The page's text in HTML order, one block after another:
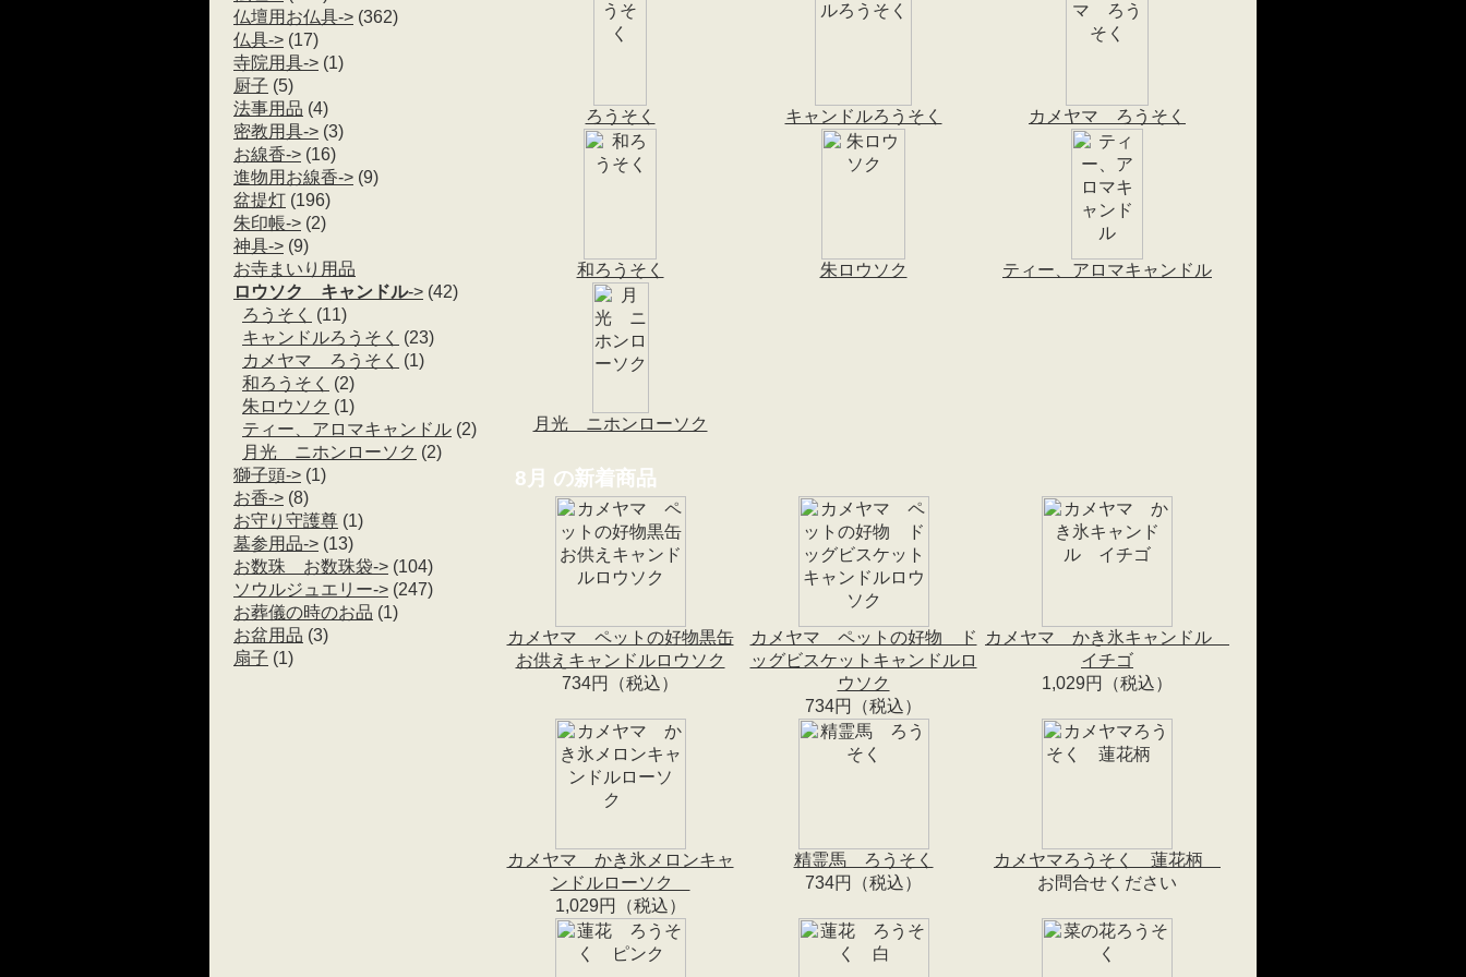
仏壇用お仏具-> (362)
仏具-> (17)
寺院用具-> (1)
厨子 (5)
法事用品 (4)
密教用具-> (3)
お線香-> (16)
進物用お線香-> (9)
盆提灯 (196)
朱印帳-> (2)
神具-> (9)
お寺まいり用品
ロウソク キャンドル-> (42)
ろうそく
(11)
キャンドルろうそく
(23)
カメヤマ ろうそく
(1)
和ろうそく
(2)
朱ロウソク (1)
ティー、アロマキャンドル (2)
月光 ニホンローソク (2)
獅子頭-> (1)
お香-> (8)
お守り守護尊 (1)
墓参用品-> (13)
お数珠 お数珠袋-> (104)
ソウルジュエリー-> (247)
お葬儀の時のお品 (1)
お盆用品 (3)
扇子 (1)
ろうそく キャンドルろうそく カメヤマ ろうそく
和ろうそく 朱ロウソク ティー、アロマキャンドル
月光 ニホンローソク
8月 の新着商品
カメヤマ ペットの好物黒缶
お供えキャンドルロウソク
734円（税込）
カメヤマ ペットの好物 ド
ッグビスケットキャンドルロ
ウソク
734円（税込）
カメヤマ かき氷キャンドル
イチゴ
1,029円（税込）
カメヤマ かき氷メロンキャ
ンドルローソク
1,029円（税込）
精霊馬 ろうそく
734円（税込）
カメヤマろうそく 蓮花柄
お問合せください